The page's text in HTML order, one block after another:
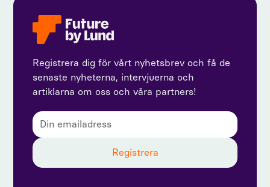
Registrera dig för vårt nyhetsbrev och få de
senaste nyheterna, intervjuerna och
artiklarna om oss och våra partners!